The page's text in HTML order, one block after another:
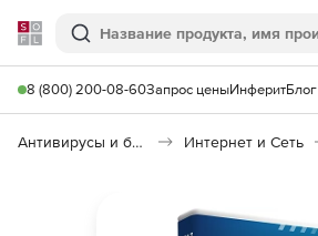
Softline
Поиск
8 (800) 200-08-60Запрос ценыИнферитБлог
Антивирусы и безопасность Интернет и Сеть